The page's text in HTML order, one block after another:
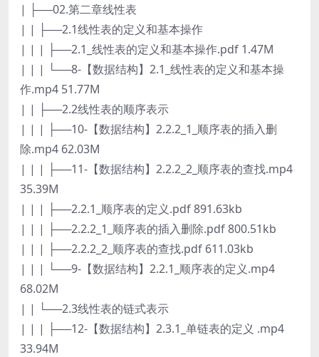
| ├──02.第二章线性表
| | ├──2.1线性表的定义和基本操作
| | | ├──2.1_线性表的定义和基本操作.pdf 1.47M
| | | └──8-【数据结构】2.1_线性表的定义和基本操
作.mp4 51.77M
| | ├──2.2线性表的顺序表示
| | | ├──10-【数据结构】2.2.2_1_顺序表的插入删
除.mp4 62.03M
| | | ├──11-【数据结构】2.2.2_2_顺序表的查找.mp4
35.39M
| | | ├──2.2.1_顺序表的定义.pdf 891.63kb
| | | ├──2.2.2_1_顺序表的插入删除.pdf 800.51kb
| | | ├──2.2.2_2_顺序表的查找.pdf 611.03kb
| | | └──9-【数据结构】2.2.1_顺序表的定义.mp4
68.02M
| | └──2.3线性表的链式表示
| | | ├──12-【数据结构】2.3.1_单链表的定义 .mp4
33.94M